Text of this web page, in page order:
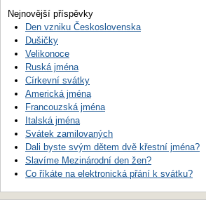
Nejnovější příspěvky
Den vzniku Československa
Dušičky
Velikonoce
Ruská jména
Církevní svátky
Americká jména
Francouzská jména
Italská jména
Svátek zamilovaných
Dali byste svým dětem dvě křestní jména?
Slavíme Mezinárodní den žen?
Co říkáte na elektronická přání k svátku?